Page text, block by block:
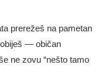
prerežeš na pametan
— običan
ne zovu “nešto tamo